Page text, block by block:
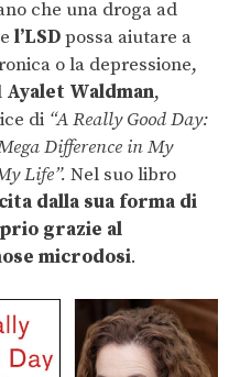
che una droga ad
l’LSDpossa aiutare a
o la depressione,
Ayalet Waldman,
di “A Really Good Day:
Difference in My
Life”. Nel suo libro
dalla sua forma di
grazie al
microdosi.